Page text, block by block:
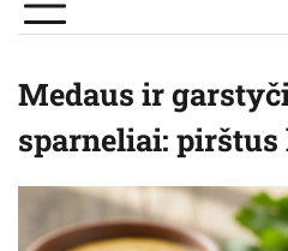
Medaus ir
sparneliai: